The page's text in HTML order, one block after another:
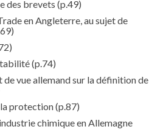
des brevets (p.49)
en Angleterre, au sujet de
(p.74)
vue allemand sur la définition de
protection(p.87)
chimique en Allemagne